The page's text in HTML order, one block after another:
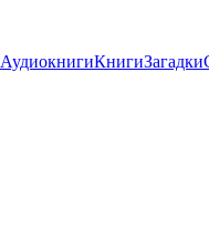
АудиокнигиКнигиЗагадки